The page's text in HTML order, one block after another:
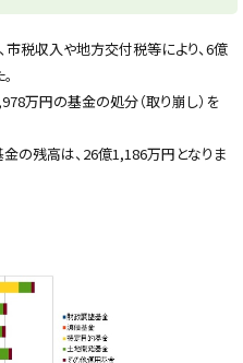
税収入や地方交付税等により、6億
万円の基金の処分（取り崩し）を
の残高は、26億1,186万円となりま